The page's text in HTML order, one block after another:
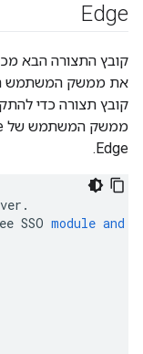
Edge
קובץ התצורה הבא
קובץ תצורה כדי
Edge.
.
SSO module and